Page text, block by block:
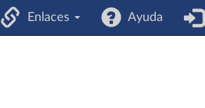
Enlaces Ayuda